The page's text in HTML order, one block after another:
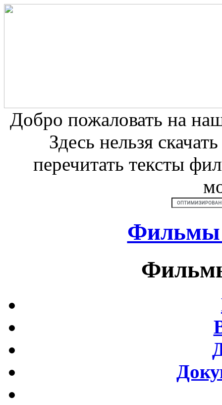
Добро пожаловать на
Здесь нельзя
перечитать тексты
Фильмы